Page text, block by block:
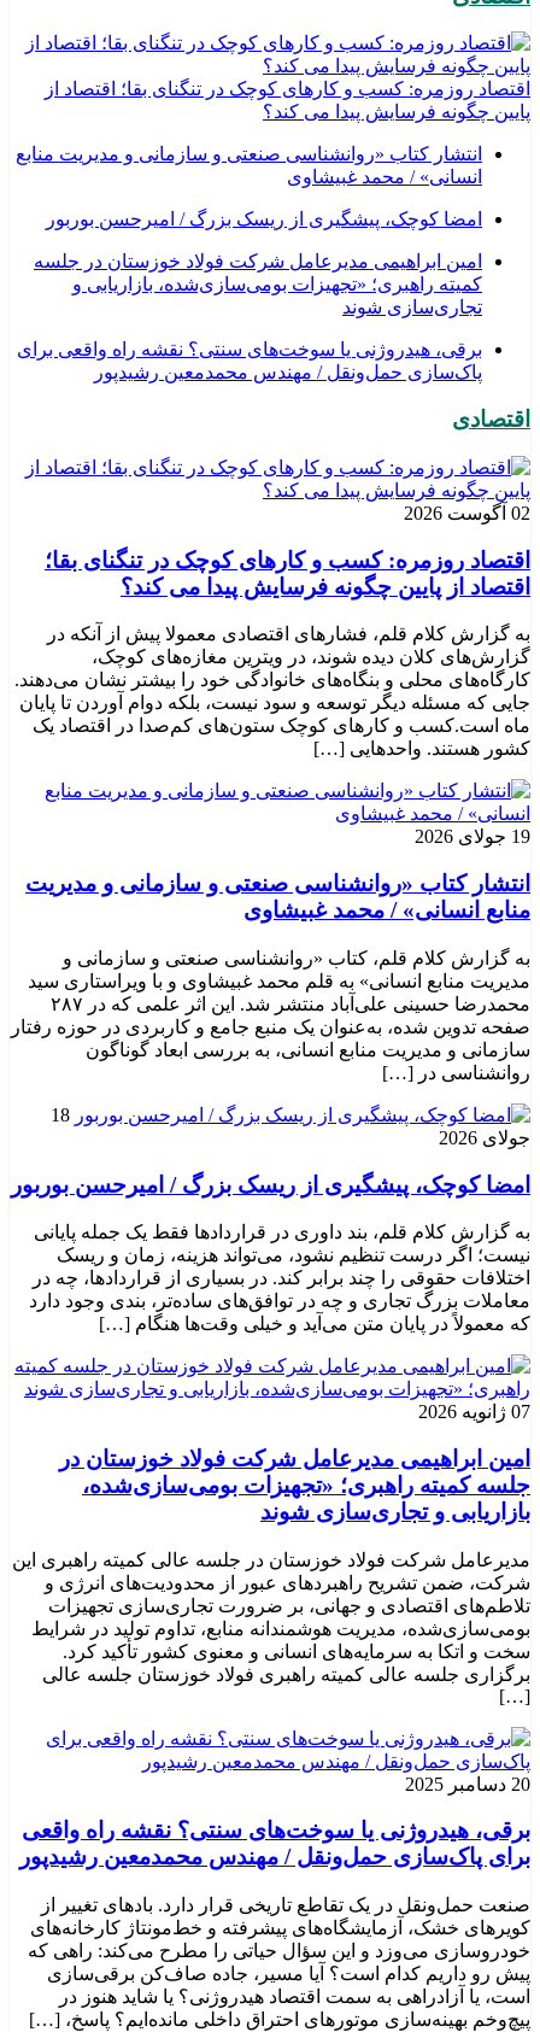
اقتصاد روزمره: کسب‌ و کارهای کوچک در تنگنای بقا؛ اقتصاد از
پایین چگونه فرسایش پیدا می کند؟
انتشار کتاب «روانشناسی صنعتی و سازمانی و مدیریت منابع
انسانی» / محمد غبیشاوی
امضا کوچک، پیشگیری از ریسک بزرگ / امیرحسن بوربور
امین ابراهیمی مدیرعامل شرکت فولاد خوزستان در جلسه
کمیته راهبری؛ «تجهیزات بومی‌سازی‌شده، بازاریابی و
تجاری‌سازی شوند
برقی، هیدروژنی یا سوخت‌های سنتی؟ نقشه راه واقعی برای
پاک‌سازی حمل‌ونقل / مهندس محمدمعین رشیدپور
اقتصادی
02 آگوست 2026
اقتصاد روزمره: کسب‌ و کارهای کوچک در تنگنای بقا؛
اقتصاد از پایین چگونه فرسایش پیدا می کند؟
به گزارش کلام قلم، فشارهای اقتصادی معمولا پیش از آنکه در
گزارش‌های کلان دیده شوند، در ویترین مغازه‌های کوچک،
کارگاه‌های محلی و بنگاه‌های خانوادگی خود را بیشتر نشان می‌دهند.
جایی که مسئله دیگر توسعه و سود نیست، بلکه دوام آوردن تا پایان
ماه است.کسب‌ و کارهای کوچک ستون‌های کم‌صدا در اقتصاد یک
کشور هستند. واحدهایی […]
19 جولای 2026
انتشار کتاب «روانشناسی صنعتی و سازمانی و مدیریت
منابع انسانی» / محمد غبیشاوی
به گزارش کلام قلم، کتاب «روانشناسی صنعتی و سازمانی و
مدیریت منابع انسانی» به قلم محمد غبیشاوی و با ویراستاری سید
محمدرضا حسینی علی‌آباد منتشر شد. این اثر علمی که در ۲۸۷
صفحه تدوین شده، به‌عنوان یک منبع جامع و کاربردی در حوزه رفتار
سازمانی و مدیریت منابع انسانی، به بررسی ابعاد گوناگون
روانشناسی در […]
18
جولای 2026
امضا کوچک، پیشگیری از ریسک بزرگ / امیرحسن بوربور
به گزارش کلام قلم، بند داوری در قراردادها فقط یک جمله پایانی
نیست؛ اگر درست تنظیم نشود، می‌تواند هزینه، زمان و ریسک
اختلافات حقوقی را چند برابر کند. در بسیاری از قراردادها، چه در
معاملات بزرگ تجاری و چه در توافق‌های ساده‌تر، بندی وجود دارد
که معمولاً در پایان متن می‌آید و خیلی وقت‌ها هنگام […]
07 ژانویه 2026
امین ابراهیمی مدیرعامل شرکت فولاد خوزستان در
جلسه کمیته راهبری؛ «تجهیزات بومی‌سازی‌شده،
بازاریابی و تجاری‌سازی شوند
مدیرعامل شرکت فولاد خوزستان در جلسه عالی کمیته راهبری این
شرکت، ضمن تشریح راهبردهای عبور از محدودیت‌های انرژی و
تلاطم‌های اقتصادی و جهانی، بر ضرورت تجاری‌سازی تجهیزات
بومی‌سازی‌شده، مدیریت هوشمندانه منابع، تداوم تولید در شرایط
سخت و اتکا به سرمایه‌های انسانی و معنوی کشور تأکید کرد.
برگزاری جلسه عالی کمیته راهبری فولاد خوزستان جلسه عالی
[…]
20 دسامبر 2025
برقی، هیدروژنی یا سوخت‌های سنتی؟ نقشه راه واقعی
برای پاک‌سازی حمل‌ونقل / مهندس محمدمعین رشیدپور
صنعت حمل‌ونقل در یک تقاطع تاریخی قرار دارد. بادهای تغییر از
کویرهای خشک، آزمایشگاه‌های پیشرفته و خط‌مونتاژ کارخانه‌های
خودروسازی می‌وزد و این سؤال حیاتی را مطرح می‌کند: راهی که
پیش رو داریم کدام است؟ آیا مسیر، جاده صاف‌کن برقی‌سازی
است، یا آزادراهی به سمت اقتصاد هیدروژنی؟ یا شاید هنوز در
پیچ‌وخم بهینه‌سازی موتورهای احتراق داخلی مانده‌ایم؟ پاسخ، […]